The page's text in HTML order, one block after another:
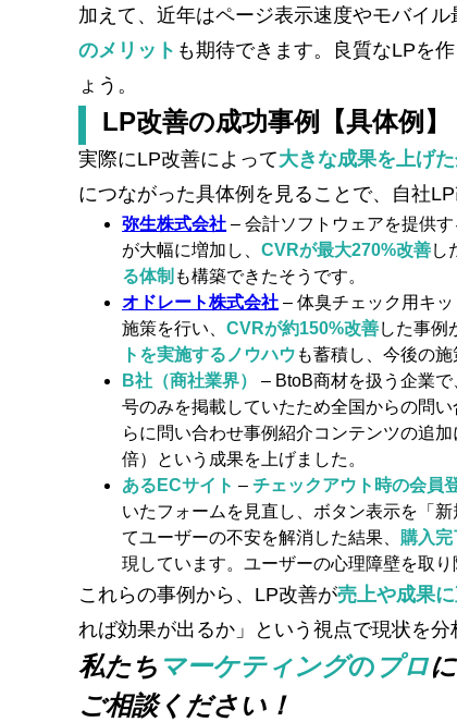
加えて、近年はページ表示速度やモバイ
のメリット も期待できます。良質なLPを
ょう。
LP改善の成功事例【具体例】
実際にLP改善によって大きな成果を上げ
につながった具体例を見ることで、自社
弥生株式会社 – 会計ソフトウェアを提供
が大幅に増加し、 CVRが最大270%改善し
る体制 も構築できたそうです。
オドレート株式会社 – 体臭チェック用キ
施策を行い、 CVRが約150%改善した事例
トを実施するノウハウ も蓄積し、今後の施
B社（商社業界）
– BtoB商材を扱う企業
号のみを掲載していたため全国からの問い
らに問い合わせ事例紹介コンテンツの追
倍）という成果を上げました。
あるECサイト – チェックアウト時の会員
いたフォームを見直し、ボタン表示を「
てユーザーの不安を解消した結果、 購入
現しています。ユーザーの心理障壁を取
これらの事例から、LP改善が売上や成果
れば効果が出るか」という視点で現状を
私たち マーケティングの プロに
ご相談ください！